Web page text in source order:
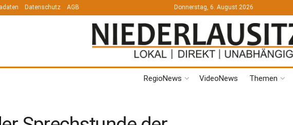
Datenschutz AGB Donnerstag, 6. August 2026
RegioNews VideoNews Themen